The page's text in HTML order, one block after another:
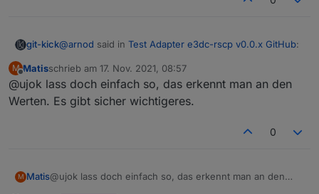
git-kick@arnod said in Test Adapter e3dc-rscp v0.0.x GitHub:
@ujok kannst du das eventuell von der
Beschriftung anpassen.
e3dc-
URE.06 = Spannung min.
Hmm, das ist problematisch: ich habe eine Panasonic-
06/07 sind Spannungen, vermutlich min/max.
schon etwas hanebüchen - ich weiß ja nicht, was es
M
Offline
Matisschrieb am 17. Nov. 2021, 08:57
zuletzt editiert von
@ujok lass doch einfach so, das erkennt man an den
Werten. Es gibt sicher wichtigeres.
0
M Matis@ujok lass doch einfach so, das erkennt man an den